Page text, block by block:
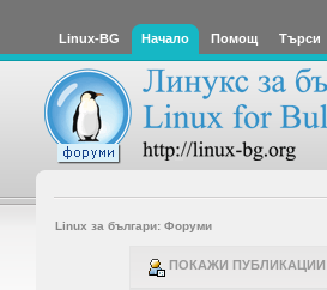
Linux-BG Начало Помощ Търси
Linux за българи: Форуми
ПОКАЖИ ПУБЛИКАЦИИ -